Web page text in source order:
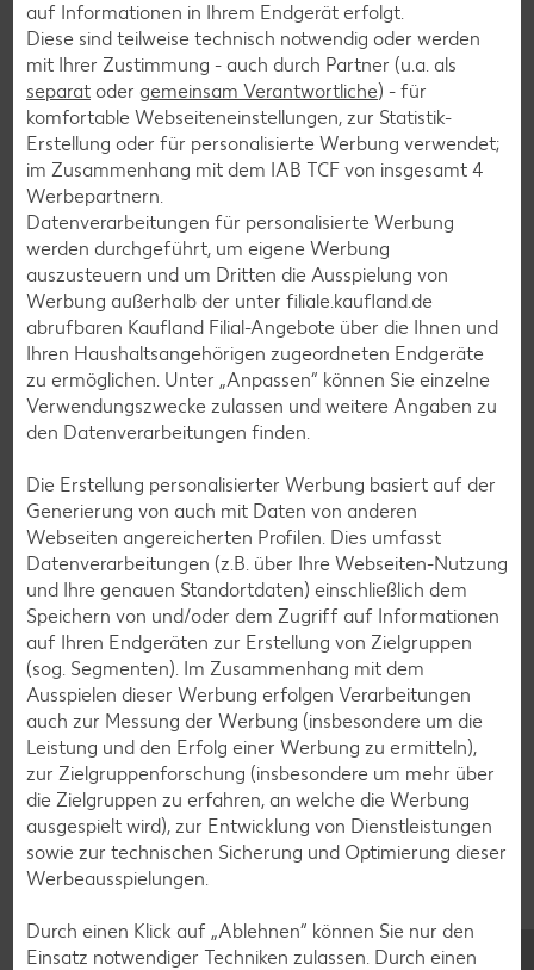
Salat-Rezepte
Spargel-Rezepte
Fleisch-Rezepte
Fisch-Rezepte
Geflügel-Rezepte
Lamm-Rezepte
Grill-Rezepte
Muffin-Rezepte
Apfelkuchen-Rezepte
Schokokuchen-Rezepte
Torten-Rezepte
Eis-Rezepte
Pfannkuchen-Rezepte
Plätzchen-Rezepte
Smoothie-Rezepte
Bowle-Rezepte
Cocktail-Rezepte
Avocado-Rezepte
Erdbeer-Rezepte
Blaubeer-Rezepte
auf Informationen in Ihrem Endgerät erfolgt.
Diese sind teilweise technisch notwendig oder werden
mit Ihrer Zustimmung - auch durch Partner (u.a. als
separat oder gemeinsam Verantwortliche) - für
komfortable Webseiteneinstellungen, zur Statistik-
Erstellung oder für personalisierte Werbung verwendet;
im Zusammenhang mit dem IAB TCF von insgesamt 4
Werbepartnern.
Datenverarbeitungen für personalisierte Werbung
werden durchgeführt, um eigene Werbung
auszusteuern und um Dritten die Ausspielung von
Werbung außerhalb der unter filiale.kaufland.de
abrufbaren Kaufland Filial-Angebote über die Ihnen und
Ihren Haushaltsangehörigen zugeordneten Endgeräte
zu ermöglichen. Unter „Anpassen“ können Sie einzelne
Verwendungszwecke zulassen und weitere Angaben zu
den Datenverarbeitungen finden.
Die Erstellung personalisierter Werbung basiert auf der
Generierung von auch mit Daten von anderen
Webseiten angereicherten Profilen. Dies umfasst
Datenverarbeitungen (z.B. über Ihre Webseiten-Nutzung
und Ihre genauen Standortdaten) einschließlich dem
Speichern von und/oder dem Zugriff auf Informationen
auf Ihren Endgeräten zur Erstellung von Zielgruppen
(sog. Segmenten). Im Zusammenhang mit dem
Ausspielen dieser Werbung erfolgen Verarbeitungen
auch zur Messung der Werbung (insbesondere um die
Leistung und den Erfolg einer Werbung zu ermitteln),
zur Zielgruppenforschung (insbesondere um mehr über
die Zielgruppen zu erfahren, an welche die Werbung
ausgespielt wird), zur Entwicklung von Dienstleistungen
sowie zur technischen Sicherung und Optimierung dieser
Werbeausspielungen.
Durch einen Klick auf „Ablehnen“ können Sie nur den
Einsatz notwendiger Techniken zulassen. Durch einen